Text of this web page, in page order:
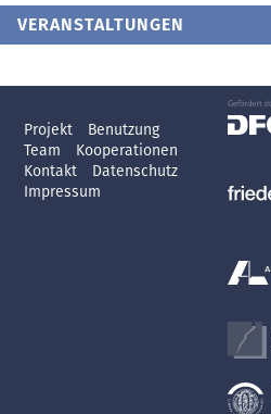
VERANSTALTUNGEN
Projekt
Benutzung
Team
Kooperationen
Kontakt
Datenschutz
Impressum